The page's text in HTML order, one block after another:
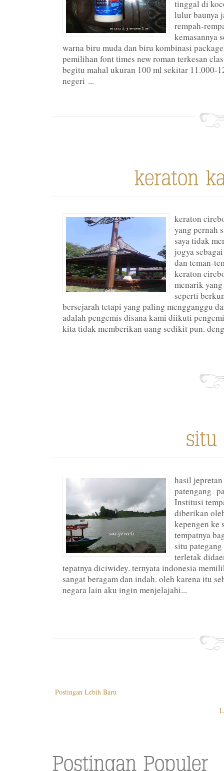
tinggal di
lulur baunya
rempah-
kemasannya
warna biru muda dan biru kombinasi
pemilihan font times new roman terkesan
begitu mahal ukuran 100 ml sekitar 11.000-
negeri ...
keraton
yang pernah
saya tidak
jogya
dan teman-
keraton
menarik
seperti
bersejarah tetapi yang paling mengganggu
adalah pengemis disana kami diikuti
kita tidak memberikan uang sedikit pun.
hasil
patengang
Institusi
diberikan
kepengen ke
tempatnya
situ
terletak
tepatnya diciwidey. ternyata indonesia
sangat beragam dan indah. oleh karena itu
negara lain aku ingin menjelajahi...
Postingan Lebih Baru